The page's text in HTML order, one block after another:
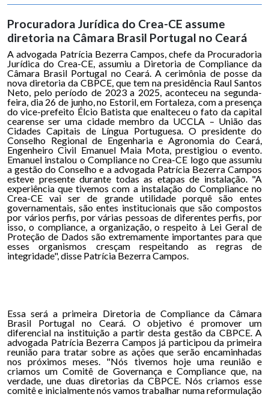
Procuradora Jurídica do Crea-CE assume
diretoria na Câmara Brasil Portugal no Ceará
A advogada Patrícia Bezerra Campos, chefe da Procuradoria
Jurídica do Crea-CE, assumiu a Diretoria de Compliance da
Câmara Brasil Portugal no Ceará. A cerimônia de posse da
nova diretoria da CBPCE, que tem na presidência Raul Santos
Neto, pelo período de 2023 a 2025, aconteceu na segunda-
feira, dia 26 de junho, no Estoril, em Fortaleza, com a presença
do vice-prefeito Élcio Batista que enalteceu o fato da capital
cearense ser uma cidade membro da UCCLA – União das
Cidades Capitais de Língua Portuguesa. O presidente do
Conselho Regional de Engenharia e Agronomia do Ceará,
Engenheiro Civil Emanuel Maia Mota, prestigiou o evento.
Emanuel instalou o Compliance no Crea-CE logo que assumiu
a gestão do Conselho e a advogada Patrícia Bezerra Campos
esteve presente durante todas as etapas de instalação. "A
experiência que tivemos com a instalação do Compliance no
Crea-CE vai ser de grande utilidade porquê são entes
governamentais, são entes institucionais que são compostos
por vários perfis, por várias pessoas de diferentes perfis, por
isso, o compliance, a organização, o respeito à Lei Geral de
Proteção de Dados são extremamente importantes para que
esses organismos cresçam respeitando as regras de
integridade", disse Patrícia Bezerra Campos.
Essa será a primeira Diretoria de Compliance da Câmara
Brasil Portugal no Ceará. O objetivo é promover um
diferencial na instituição a partir desta gestão da CBPCE. A
advogada Patrícia Bezerra Campos já participou da primeira
reunião para tratar sobre as ações que serão encaminhadas
nos próximos meses. "Nós tivemos hoje uma reunião e
criamos um Comitê de Governança e Compliance que, na
verdade, une duas diretorias da CBPCE. Nós criamos esse
comitê e inicialmente nós vamos trabalhar numa reformulação